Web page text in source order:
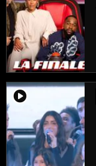
player2